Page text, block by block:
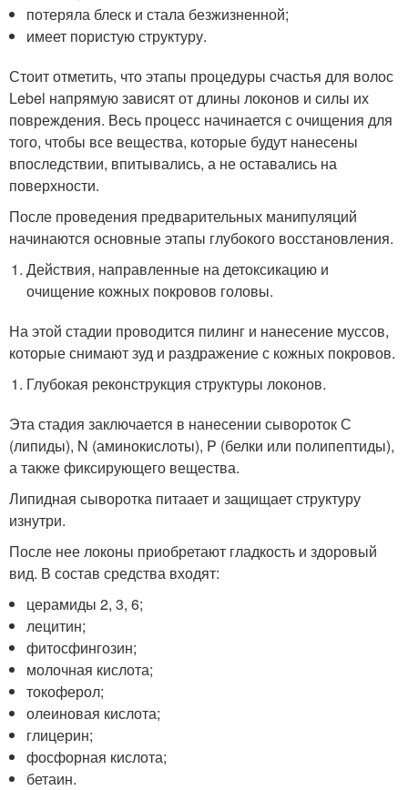
потеряла блеск и стала безжизненной;
имеет пористую структуру.
Стоит отметить, что этапы процедуры счастья для волос
Lebel напрямую зависят от длины локонов и силы их
повреждения. Весь процесс начинается с очищения для
того, чтобы все вещества, которые будут нанесены
впоследствии, впитывались, а не оставались на
поверхности.
После проведения предварительных манипуляций
начинаются основные этапы глубокого восстановления.
Действия, направленные на детоксикацию и
очищение кожных покровов головы.
На этой стадии проводится пилинг и нанесение муссов,
которые снимают зуд и раздражение с кожных покровов.
Глубокая реконструкция структуры локонов.
Эта стадия заключается в нанесении сывороток С
(липиды), N (аминокислоты), P (белки или полипептиды),
а также фиксирующего вещества.
Липидная сыворотка питаает и защищает структуру
изнутри.
После нее локоны приобретают гладкость и здоровый
вид. В состав средства входят:
церамиды 2, 3, 6;
лецитин;
фитосфингозин;
молочная кислота;
токоферол;
олеиновая кислота;
глицерин;
фосфорная кислота;
бетаин.